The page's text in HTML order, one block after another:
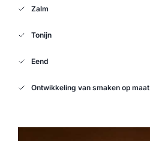
Zalm
Tonijn
Eend
Ontwikkeling van smaken op maat